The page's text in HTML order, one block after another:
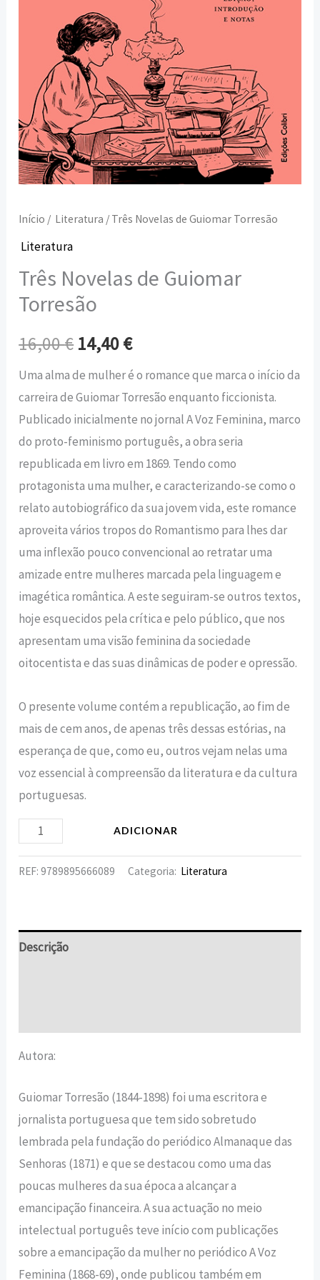
Início / Literatura / Três Novelas de Guiomar Torresão
Literatura
Três Novelas de Guiomar
Torresão
16,00€ 14,40€
Uma alma de mulher é o romance que marca o início da
carreira de Guiomar Torresão enquanto ficcionista.
Publicado inicialmente no jornal A Voz Feminina, marco
do proto-feminismo português, a obra seria
republicada em livro em 1869. Tendo como
protagonista uma mulher, e caracterizando-se como o
relato autobiográfico da sua jovem vida, este romance
aproveita vários tropos do Romantismo para lhes dar
uma inflexão pouco convencional ao retratar uma
amizade entre mulheres marcada pela linguagem e
imagética romântica. A este seguiram-se outros textos,
hoje esquecidos pela crítica e pelo público, que nos
apresentam uma visão feminina da sociedade
oitocentista e das suas dinâmicas de poder e opressão.
O presente volume contém a republicação, ao fim de
mais de cem anos, de apenas três dessas estórias, na
esperança de que, como eu, outros vejam nelas uma
voz essencial à compreensão da literatura e da cultura
portuguesas.
ADICIONAR
REF:9789895666089 Categoria: Literatura
Descrição
Autora:
Guiomar Torresão (1844-1898) foi uma escritora e
jornalista portuguesa que tem sido sobretudo
lembrada pela fundação do periódico Almanaque das
Senhoras (1871) e que se destacou como uma das
poucas mulheres da sua época a alcançar a
emancipação financeira. A sua actuação no meio
intelectual português teve início com publicações
sobre a emancipação da mulher no periódico A Voz
Feminina (1868-69), onde publicou também em